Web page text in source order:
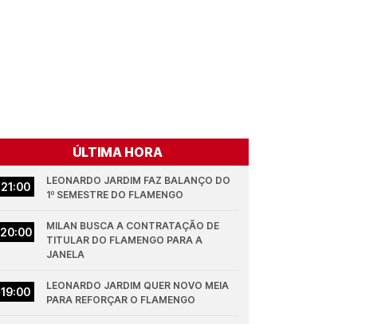
ÚLTIMA HORA
21:00
LEONARDO JARDIM FAZ BALANÇO DO
1º SEMESTRE DO FLAMENGO
20:00
MILAN BUSCA A CONTRATAÇÃO DE
TITULAR DO FLAMENGO PARA A
JANELA
19:00
LEONARDO JARDIM QUER NOVO MEIA
PARA REFORÇAR O FLAMENGO